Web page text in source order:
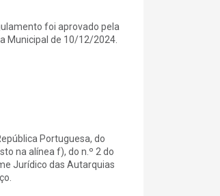
foi aprovado pela
Municipal de 10/12/2024.
Portuguesa, do
na alínea f), do n.º 2 do
Jurídico das Autarquias